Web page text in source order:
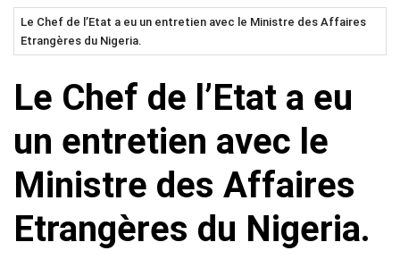
Le Chef de l’Etat a eu un entretien avec le Ministre des Affaires
Etrangères du Nigeria.
Le Chef de l’Etat a eu
un entretien avec le
Ministre des Affaires
Etrangères du Nigeria.